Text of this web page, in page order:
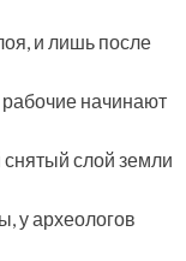
и лишь после
начинают
слой земли
у археологов